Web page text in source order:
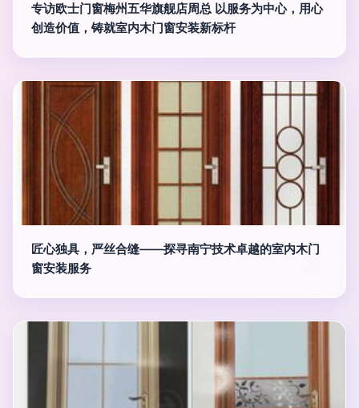
专访欧士门窗梅州五华旗舰店周总 以服务为中心，用心
创造价值，铸就室内木门窗安装新标杆
匠心独具，严丝合缝——探寻南宁技术卓越的室内木门
窗安装服务